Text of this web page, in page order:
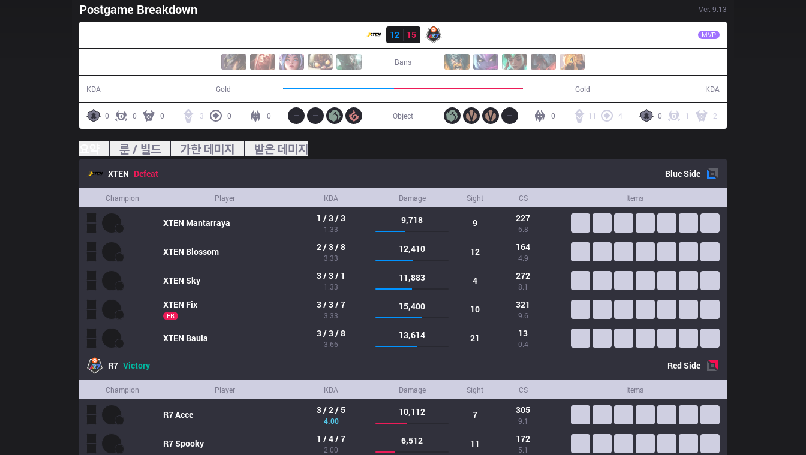
Postgame Breakdown Ver. 9.13
12
15 MVP
Bans
KDA Gold Gold KDA
0 0 0 3 0 0 0 1 2
11 4
0
Object
룬 / 빌드 가한 데미지 받은 데미지
XTEN Defeat BlueSide
Champion Player KDA Damage Sight CS Items
XTEN Mantarraya 1 / 3 / 3
1.33
9,718 9 227
6.8
XTEN Blossom 2 / 3 / 8
3.33
12,410 12 164
4.9
XTEN Sky 3 / 3 / 1
1.33
11,883 4 272
8.1
XTEN Fix
FB
3 / 3 / 7
3.33
15,400 10 321
9.6
XTEN Baula 3 / 3 / 8
3.66
13,614 21 13
0.4
R7 Victory RedSide
Champion Player KDA Damage Sight CS Items
R7Acce 3 / 2 / 5
4.00
10,112 7 305
9.1
R7Spooky 1 / 4 / 7
2.00
6,512 11 172
5.1